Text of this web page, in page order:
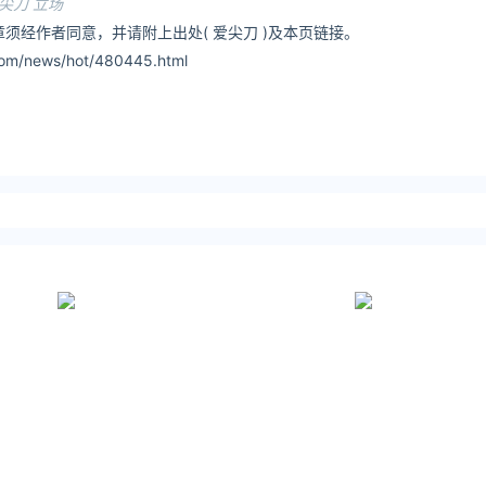
刀 立场
经作者同意，并请附上出处( 爱尖刀 )及本页链接。
news/hot/480445.html